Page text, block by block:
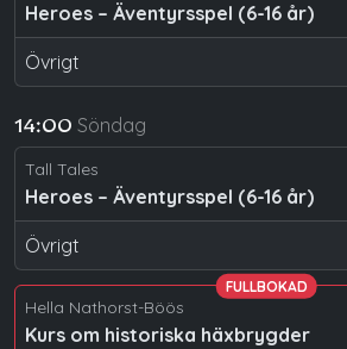
Heroes – Äventyrsspel (6-16 år)
Övrigt
14:00 Söndag
Tall Tales
Heroes – Äventyrsspel (6-16 år)
Övrigt
Hella Nathorst-Böös
Kurs om historiska häxbrygder
FULLBOKAD